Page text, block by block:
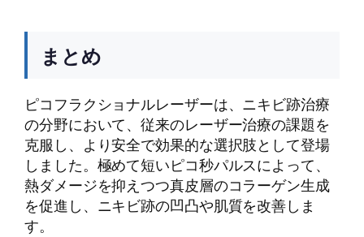
まとめ
ピコフラクショナルレーザーは、ニキビ跡治療
の分野において、従来のレーザー治療の課題を
克服し、より安全で効果的な選択肢として登場
しました。極めて短いピコ秒パルスによって、
熱ダメージを抑えつつ真皮層のコラーゲン生成
を促進し、ニキビ跡の凹凸や肌質を改善しま
す。